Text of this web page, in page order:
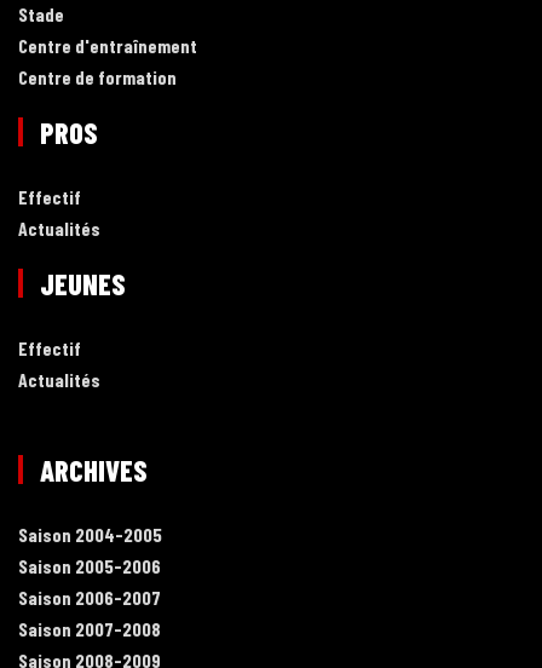
Stade
Centre d'entraînement
Centre de formation
PROS
Effectif
Actualités
JEUNES
Effectif
Actualités
ARCHIVES
Saison 2004-2005
Saison 2005-2006
Saison 2006-2007
Saison 2007-2008
Saison 2008-2009